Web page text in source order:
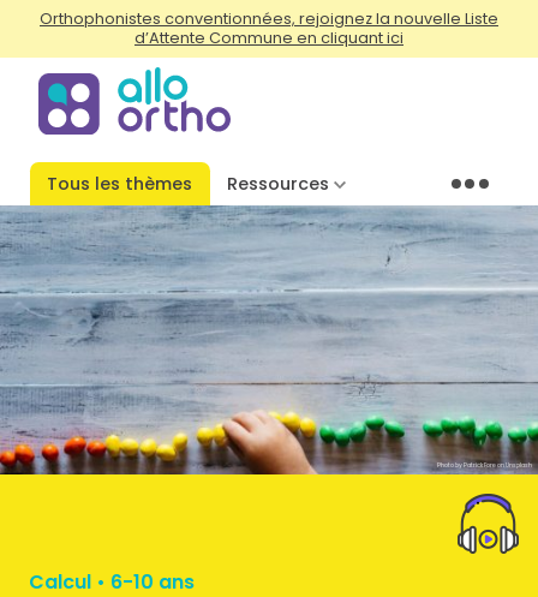
Orthophonistes conventionnées, rejoignez la nouvelle Liste
d’Attente Commune en cliquant ici
Tous les thèmes Ressources Menu
Photo by Patrick Fore on Unsplash
Calcul • 6-10 ans